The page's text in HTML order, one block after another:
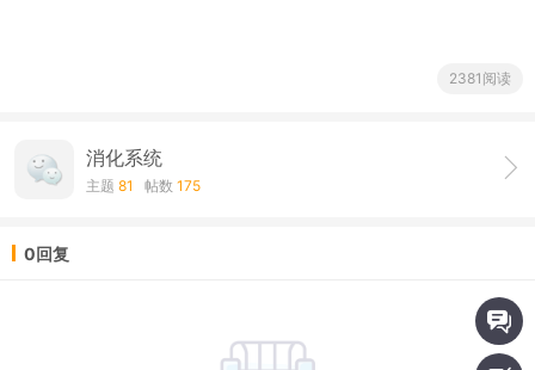
2381阅读
消化系统
主题 81 帖数 175
0回复